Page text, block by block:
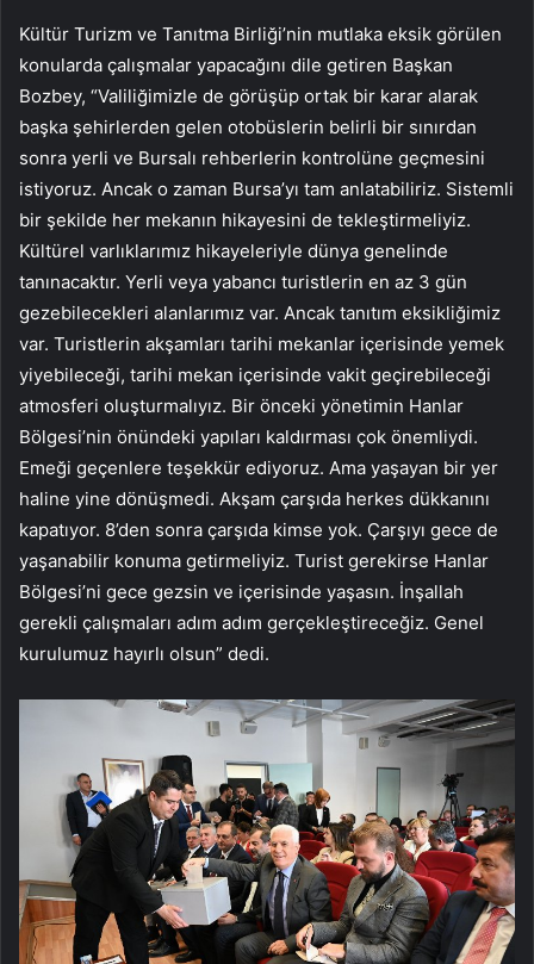
Kültür Turizm ve Tanıtma Birliği’nin mutlaka eksik görülen
konularda çalışmalar yapacağını dile getiren Başkan
Bozbey, “Valiliğimizle de görüşüp ortak bir karar alarak
başka şehirlerden gelen otobüslerin belirli bir sınırdan
sonra yerli ve Bursalı rehberlerin kontrolüne geçmesini
istiyoruz. Ancak o zaman Bursa’yı tam anlatabiliriz. Sistemli
bir şekilde her mekanın hikayesini de tekleştirmeliyiz.
Kültürel varlıklarımız hikayeleriyle dünya genelinde
tanınacaktır. Yerli veya yabancı turistlerin en az 3 gün
gezebilecekleri alanlarımız var. Ancak tanıtım eksikliğimiz
var. Turistlerin akşamları tarihi mekanlar içerisinde yemek
yiyebileceği, tarihi mekan içerisinde vakit geçirebileceği
atmosferi oluşturmalıyız. Bir önceki yönetimin Hanlar
Bölgesi’nin önündeki yapıları kaldırması çok önemliydi.
Emeği geçenlere teşekkür ediyoruz. Ama yaşayan bir yer
haline yine dönüşmedi. Akşam çarşıda herkes dükkanını
kapatıyor. 8’den sonra çarşıda kimse yok. Çarşıyı gece de
yaşanabilir konuma getirmeliyiz. Turist gerekirse Hanlar
Bölgesi’ni gece gezsin ve içerisinde yaşasın. İnşallah
gerekli çalışmaları adım adım gerçekleştireceğiz. Genel
kurulumuz hayırlı olsun” dedi.